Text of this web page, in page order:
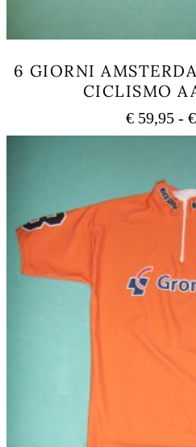
6 GIORNI
CICLISMO
€59,95 - €
più
Le